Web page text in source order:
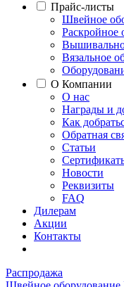
Прайс-листы
Швейное
Раскройное
Вязальное
О Компании
О нас
Награды и
Как
Обратная
Статьи
Новости
Реквизиты
FAQ
Дилерам
Акции
Контакты
Распродажа